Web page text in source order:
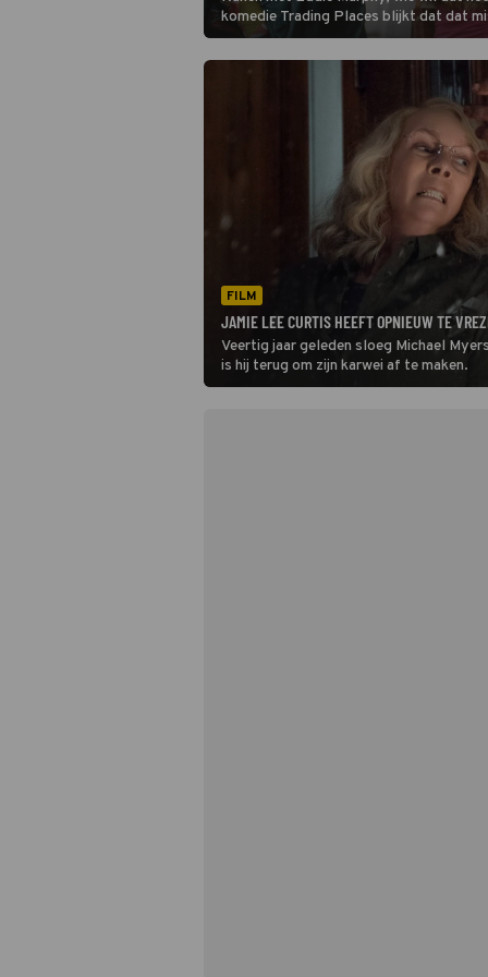
komedie Trading Places blijkt dat dat
niet zo'n goed idee is.
FILM
JAMIE LEE CURTIS HEEFT OPNIEUW TE
Veertig jaar geleden sloeg Michael
is hij terug om zijn karwei af te maken.